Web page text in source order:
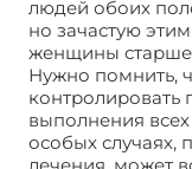
людей обоих
но зачастую
женщины старше
Нужно помнить,
контролировать
выполнения
особых случаях,
лечения, может